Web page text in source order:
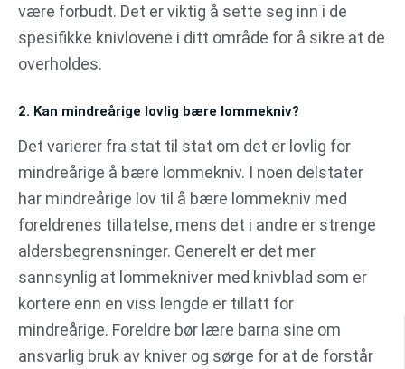
være forbudt. Det er viktig å sette seg inn i de
spesifikke knivlovene i ditt område for å sikre at de
overholdes.
2. Kan mindreårige lovlig bære lommekniv?
Det varierer fra stat til stat om det er lovlig for
mindreårige å bære lommekniv. I noen delstater
har mindreårige lov til å bære lommekniv med
foreldrenes tillatelse, mens det i andre er strenge
aldersbegrensninger. Generelt er det mer
sannsynlig at lommekniver med knivblad som er
kortere enn en viss lengde er tillatt for
mindreårige. Foreldre bør lære barna sine om
ansvarlig bruk av kniver og sørge for at de forstår